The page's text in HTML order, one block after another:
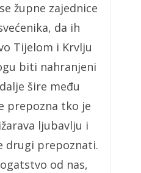
župne zajednice
da ih
Tijelom i Krvlju
biti nahranjeni
šire među
prepozna tko je
ljubavlju i
drugi prepoznati.
od nas,